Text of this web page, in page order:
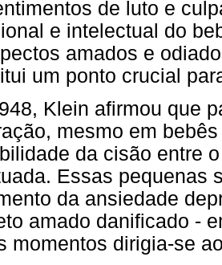
de luto e
e intelectual do
amados e
um ponto crucial
Klein afirmou que
mesmo em
da cisão entre
Essas pequenas
da ansiedade
amado danificado -
momentos dirigia-se